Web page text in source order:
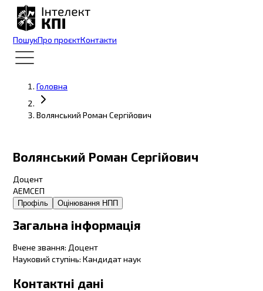
ПошукПро проєктКонтакти
Головна
Волянський Роман Сергійович
Волянський Роман Сергійович
Доцент
АЕМСЕП
Профіль Оцінювання НПП
Загальна інформація
Вчене звання: Доцент
Науковий ступінь: Кандидат наук
Контактні дані